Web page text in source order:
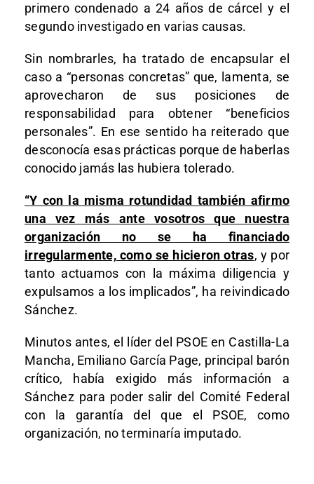
primero condenado a 24 años de cárcel y el
segundo investigado en varias causas.
Sin nombrarles, ha tratado de encapsular el
caso a “personas concretas” que, lamenta, se
aprovecharon de sus posiciones de
responsabilidad para obtener “beneficios
personales”. En ese sentido ha reiterado que
desconocía esas prácticas porque de haberlas
conocido jamás las hubiera tolerado.
“Y con la misma rotundidad también afirmo
una vez más ante vosotros que nuestra
organización no se ha financiado
irregularmente, como se hicieron otras, y por
tanto actuamos con la máxima diligencia y
expulsamos a los implicados”, ha reivindicado
Sánchez.
Minutos antes, el líder del PSOE en Castilla-La
Mancha, Emiliano García Page, principal barón
crítico, había exigido más información a
Sánchez para poder salir del Comité Federal
con la garantía del que el PSOE, como
organización, no terminaría imputado.